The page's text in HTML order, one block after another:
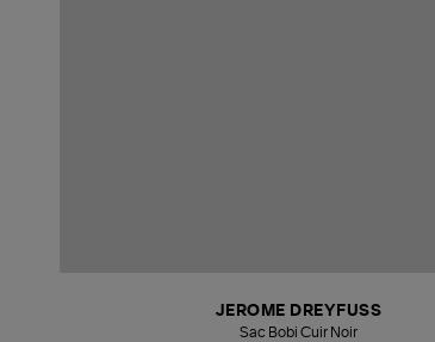
JEROME DREYFUSS
Sac Bobi Cuir Noir